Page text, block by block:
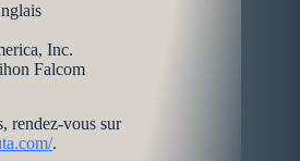
Inc.
Falcom
rendez-vous sur
.